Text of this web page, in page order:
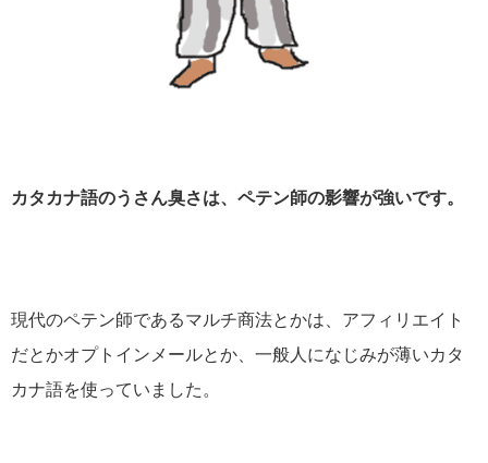
カタカナ語のうさん臭さは、ペテン師の影響が強いです。
現代のペテン師であるマルチ商法とかは、アフィリエイト
だとかオプトインメールとか、一般人になじみが薄いカタ
カナ語を使っていました。